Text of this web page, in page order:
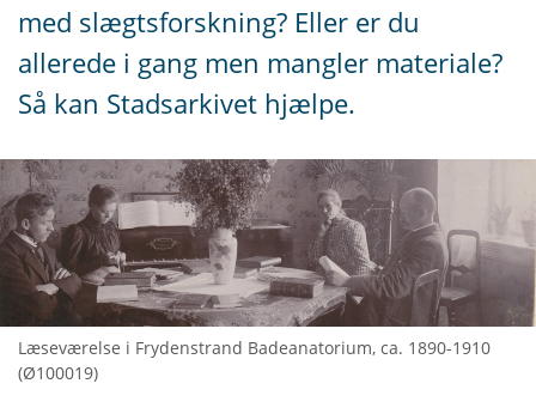
med slægtsforskning? Eller er du
allerede i gang men mangler materiale?
Så kan Stadsarkivet hjælpe.
Læseværelse i Frydenstrand Badeanatorium, ca. 1890-1910
(Ø100019)